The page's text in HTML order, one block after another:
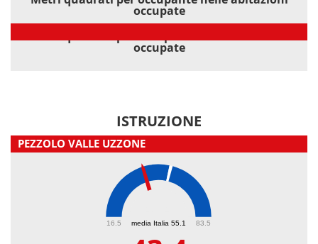
occupate
occupate
ISTRUZIONE
PEZZOLO VALLE UZZONE
media Italia 55.1
16.5 83.5